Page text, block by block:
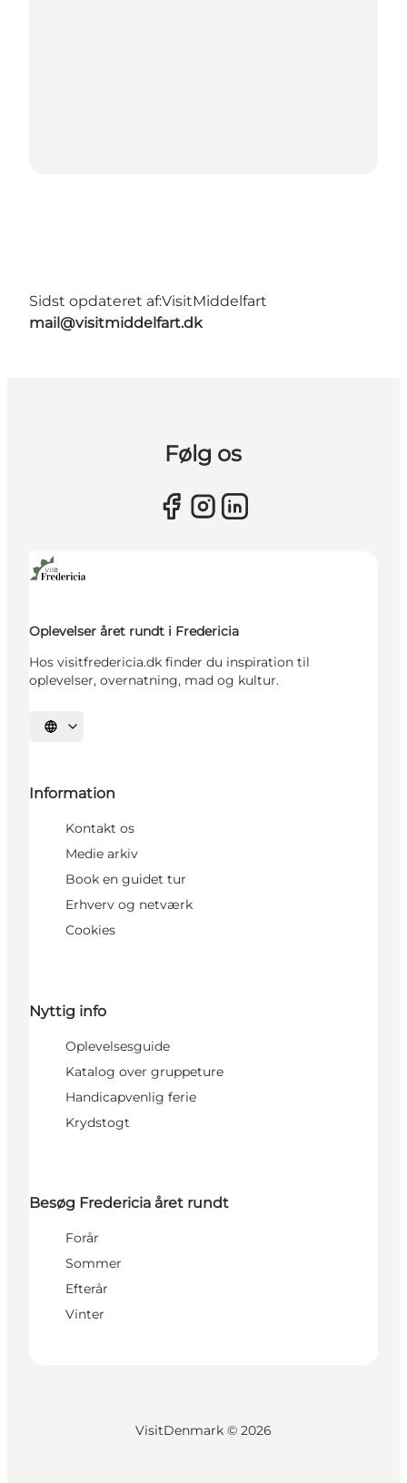
Sidst opdateret af:VisitMiddelfart
mail@visitmiddelfart.dk
Følg os
Oplevelser året rundt i Fredericia
Hos visitfredericia.dk finder du inspiration til
oplevelser, overnatning, mad og kultur.
Vælg sprog
Information
Kontakt os
Medie arkiv
Book en guidet tur
Erhverv og netværk
Cookies
Nyttig info
Oplevelsesguide
Katalog over gruppeture
Handicapvenlig ferie
Krydstogt
Besøg Fredericia året rundt
Forår
Sommer
Efterår
Vinter
VisitDenmark © 2026